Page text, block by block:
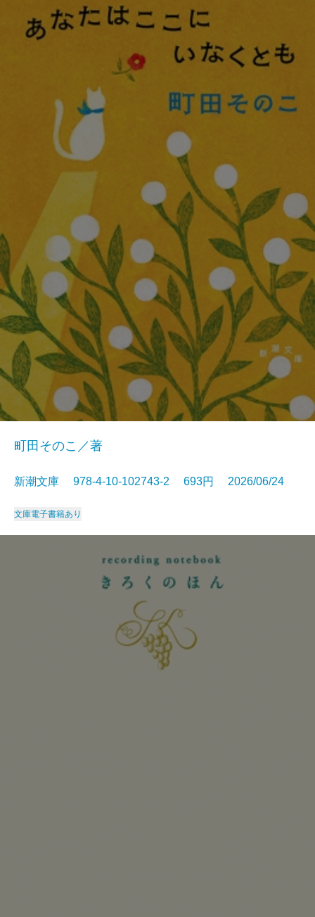
町田そのこ／著
新潮文庫 978-4-10-102743-2 693円 2026/06/24
文庫電子書籍あり